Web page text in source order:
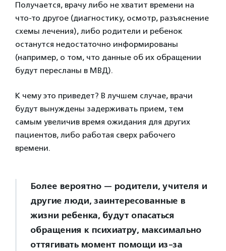
Получается, врачу либо не хватит времени на
что-то другое (диагностику, осмотр, разъяснение
схемы лечения), либо родители и ребенок
останутся недостаточно информированы
(например, о том, что данные об их обращении
будут пересланы в МВД).
К чему это приведет? В лучшем случае, врачи
будут вынуждены задерживать прием, тем
самым увеличив время ожидания для других
пациентов, либо работая сверх рабочего
времени.
Более вероятно — родители, учителя и
другие люди, заинтересованные в
жизни ребенка, будут опасаться
обращения к психиатру, максимально
оттягивать момент помощи из-за